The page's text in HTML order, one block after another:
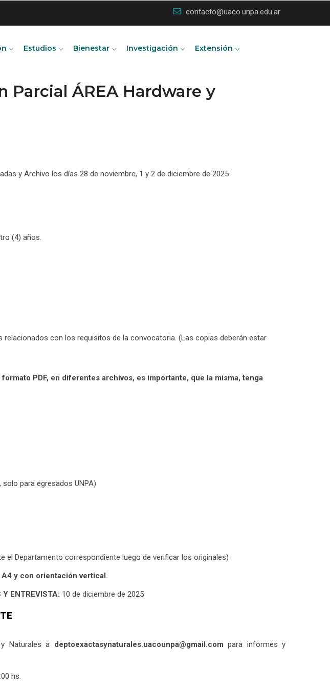
contacto@uaco.unpa.edu.ar
Estudios Bienestar Investigación Extensión
Parcial ÁREA Hardware y
y Archivo los días 28 de noviembre, 1 y 2 de diciembre de 2025
(4) años.
con los requisitos de la convocatoria. (Las copias deberán estar
PDF, en diferentes archivos, es importante, que la misma, tenga
para egresados UNPA)
el Departamento correspondiente luego de verificar los originales)
y con orientación vertical.
Y ENTREVISTA: 10 de diciembre de 2025
Naturales a deptoexactasynaturales.uacounpa@gmail.com para informes y
hs.